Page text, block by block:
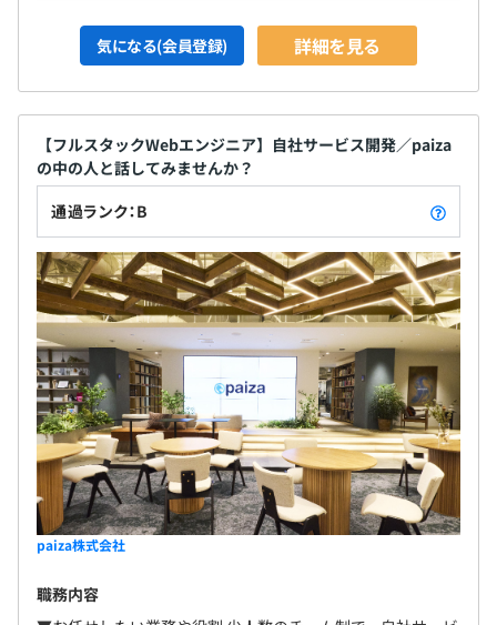
気になる(会員登録) 詳細を見る
【フルスタックWebエンジニア】自社サービス開発／paiza
の中の人と話してみませんか？
通過ランク：B
paiza株式会社
職務内容